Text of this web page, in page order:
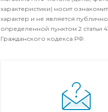
характеристики) носит
характер и не является
определенной пунктом 2 статьи
Гражданского кодекса РФ.